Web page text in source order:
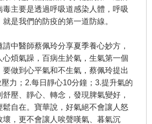
毒主要是透過呼吸道感染人體，呼吸
是我們的防疫的第一道防線。
醫師蔡佩玲分享夏季養心妙方，
心煩氣躁，百病生於氣，生氣第一個
要做到心平氣和不生氣，蔡佩玲提出
力；2.每日靜心10分鐘；3.提升氣的
壓、靜心、轉念，發現脾氣變好，
鬆自在。寶華說，好氣絕不會讓人怒
壞，更不會讓人唉聲嘆氣、暮氣沉